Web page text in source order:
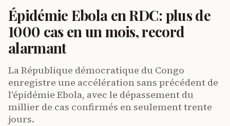
Épidémie Ebola en RDC: plus de
1000 cas en un mois, record
alarmant
La République démocratique du Congo
enregistre une accélération sans précédent de
l'épidémie Ebola, avec le dépassement du
millier de cas confirmés en seulement trente
jours.